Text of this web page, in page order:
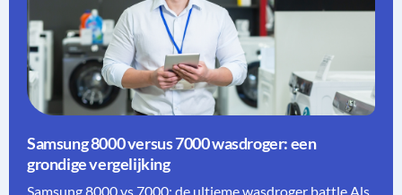
Samsung 8000 versus 7000 wasdroger: een
grondige vergelijking
Samsung 8000 vs 7000: de ultieme wasdroger battle Als